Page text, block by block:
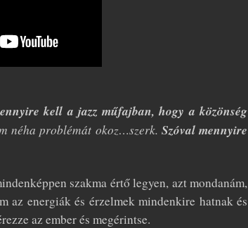
kell a jazz műfajban, hogy a közönség
néha problémát okoz…szerk. Szóval mennyire
szakma értő legyen, azt mondanám,
az energiák és érzelmek mindenkire hatnak és
az ember és megérintse.